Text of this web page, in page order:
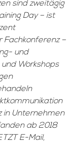
sind zweitägig
Day – ist
Fachkonferenz –
und
Workshops
in Unternehmen
ab 2018
E-Mail,